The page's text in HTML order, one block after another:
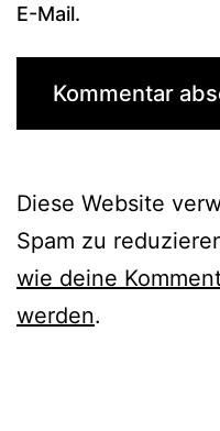
E-Mail.
Diese Website
Spam zu
wie deine
werden.